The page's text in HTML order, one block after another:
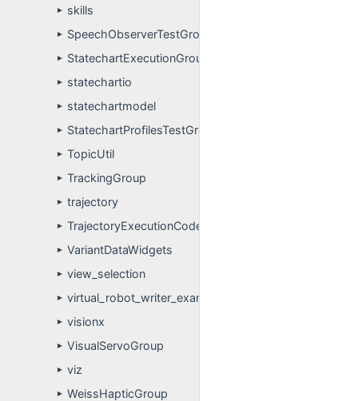
► skills
► SpeechObserverTestGroup
► StatechartExecutionGroup
► statechartio
► statechartmodel
► StatechartProfilesTestGroup
► TopicUtil
► TrackingGroup
► trajectory
► TrajectoryExecutionCode
► VariantDataWidgets
► view_selection
► virtual_robot_writer_example
► visionx
► VisualServoGroup
► viz
► WeissHapticGroup